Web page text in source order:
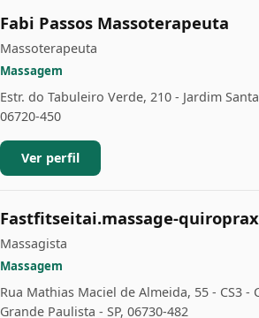
Fabi Passos Massoterapeuta
Massoterapeuta
Massagem
Estr. do Tabuleiro Verde, 210 - Jardim
06720-450
Ver perfil
Fastfitseitai.massage-
Massagista
Massagem
Rua Mathias Maciel de Almeida, 55 - CS3 -
Grande Paulista - SP, 06730-482